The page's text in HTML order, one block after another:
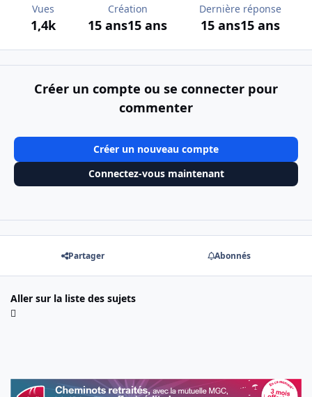
Vues
1,4k
Création
15 ans15 ans
Dernière réponse
15 ans15 ans
Créer un compte ou se connecter pour
commenter
Créer un nouveau compte
Connectez-vous maintenant
Partager Abonnés
Aller sur la liste des sujets